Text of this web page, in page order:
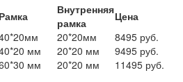
Рамка
Внутренняя
рамка
Цена
20*20мм
8495 руб.
мм 20*20 мм
9495 руб.
мм 20*20 мм 11495 руб.